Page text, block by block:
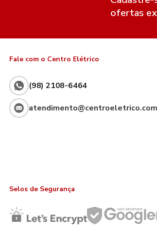
ofertas
Fale com o Centro Elétrico
(98) 2108-6464
atendimento@centroeletrico.com
Selos de Segurança